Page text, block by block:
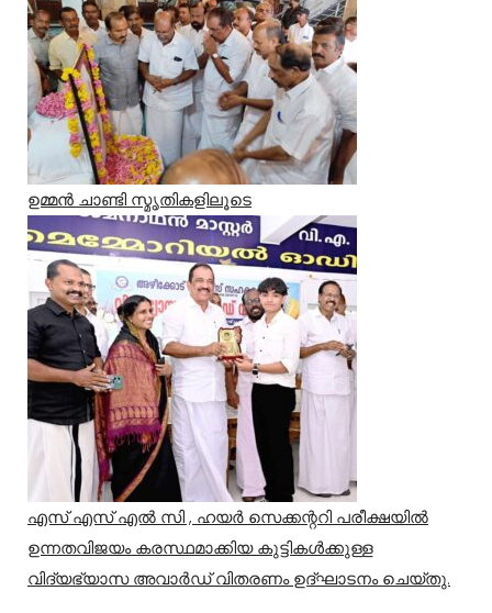
ഉമ്മൻ ചാണ്ടി സ്മൃതികളിലൂടെ
എസ് എസ് എൽ സി , ഹയർ സെക്കന്ററി പരീക്ഷയിൽ
ഉന്നതവിജയം കരസ്ഥമാക്കിയ കുട്ടികൾക്കുള്ള
വിദ്യഭ്യാസ അവാർഡ് വിതരണം ഉദ്ഘാടനം ചെയ്തു.